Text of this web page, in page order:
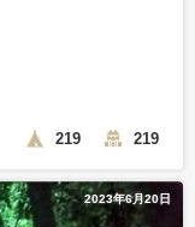
219 219
2023年6月20日